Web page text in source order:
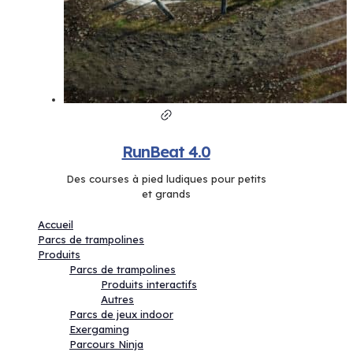
RunBeat 4.0
Des courses à pied ludiques pour petits
et grands
Accueil
Parcs de trampolines
Produits
Parcs de trampolines
Produits interactifs
Autres
Parcs de jeux indoor
Exergaming
Parcours Ninja